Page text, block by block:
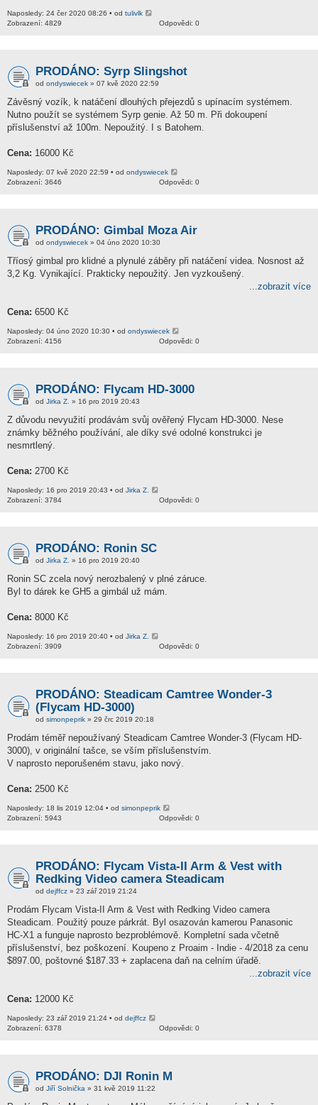
Naposledy: 24 čer 2020 08:26 • od tulivlk
Odpovědi: 0
Zobrazení: 4829
PRODÁNO: Syrp Slingshot
od ondyswiecek » 07 kvě 2020 22:59
Závěsný vozík, k natáčení dlouhých přejezdů s upínacím systémem.
Nutno použít se systémem Syrp genie. Až 50 m. Při dokoupení
příslušenství až 100m. Nepoužitý. I s Batohem.
Cena: 16000 Kč
Naposledy: 07 kvě 2020 22:59 • od ondyswiecek
Odpovědi: 0
Zobrazení: 3646
PRODÁNO: Gimbal Moza Air
od ondyswiecek » 04 úno 2020 10:30
Tříosý gimbal pro klidné a plynulé záběry při natáčení videa. Nosnost až
3,2 Kg. Vynikající. Prakticky nepoužitý. Jen vyzkoušený.
...zobrazit více
Cena: 6500 Kč
Naposledy: 04 úno 2020 10:30 • od ondyswiecek
Odpovědi: 0
Zobrazení: 4156
PRODÁNO: Flycam HD-3000
od Jirka Z. » 16 pro 2019 20:43
Z důvodu nevyužití prodávám svůj ověřený Flycam HD-3000. Nese
známky běžného používání, ale díky své odolné konstrukci je
nesmrtlený.
Cena: 2700 Kč
Naposledy: 16 pro 2019 20:43 • od Jirka Z.
Odpovědi: 0
Zobrazení: 3784
PRODÁNO: Ronin SC
od Jirka Z. » 16 pro 2019 20:40
Ronin SC zcela nový nerozbalený v plné záruce.
Byl to dárek ke GH5 a gimbál už mám.
Cena: 8000 Kč
Naposledy: 16 pro 2019 20:40 • od Jirka Z.
Odpovědi: 0
Zobrazení: 3909
PRODÁNO: Steadicam Camtree Wonder-3
(Flycam HD-3000)
od simonpeprik » 29 črc 2019 20:18
Prodám téměř nepoužívaný Steadicam Camtree Wonder-3 (Flycam HD-
3000), v originální tašce, se vším příslušenstvím.
V naprosto neporušeném stavu, jako nový.
Cena: 2500 Kč
Naposledy: 18 lis 2019 12:04 • od simonpeprik
Odpovědi: 0
Zobrazení: 5943
PRODÁNO: Flycam Vista-II Arm & Vest with
Redking Video camera Steadicam
od dejffcz » 23 zář 2019 21:24
Prodám Flycam Vista-II Arm & Vest with Redking Video camera
Steadicam. Použitý pouze párkrát. Byl osazován kamerou Panasonic
HC-X1 a funguje naprosto bezproblémově. Kompletní sada včetně
příslušenství, bez poškození. Koupeno z Proaim - Indie - 4/2018 za cenu
$897.00, poštovné $187.33 + zaplacena daň na celním úřadě.
...zobrazit více
Cena: 12000 Kč
Naposledy: 23 zář 2019 21:24 • od dejffcz
Odpovědi: 0
Zobrazení: 6378
PRODÁNO: DJI Ronin M
od Jiří Solnička » 31 kvě 2019 11:22